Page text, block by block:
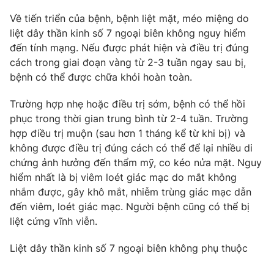
Cơ quan báo chí:
Thời báo VTV
Giấy phép hoạt động báo in và báo điện tử số 483/GP-BTTTT
cấp ngày 29/12/2023
Tổng Biên tập:Vũ Thanh Thủy
Nguyễn Trọng Ninh
Tổng đài VTV:024.38 355 931 - 024.38 355 932
Ðiện thoại Thời báo VTV:024.66 897 897
Email:toasoan@vtv.vn
Liên hệ quảng cáo:024-7300.7108
Về tiến triển của bệnh, bệnh liệt mặt, méo miệng do
liệt dây thần kinh số 7 ngoại biên không nguy hiểm
đến tính mạng. Nếu được phát hiện và điều trị đúng
cách trong giai đoạn vàng từ 2-3 tuần ngay sau bị,
bệnh có thể được chữa khỏi hoàn toàn.
Trường hợp nhẹ hoặc điều trị sớm, bệnh có thể hồi
phục trong thời gian trung bình từ 2-4 tuần. Trường
hợp điều trị muộn (sau hơn 1 tháng kể từ khi bị) và
không được điều trị đúng cách có thể để lại nhiều di
chứng ảnh hưởng đến thẩm mỹ, co kéo nửa mặt. Nguy
hiểm nhất là bị viêm loét giác mạc do mắt không
nhắm được, gây khô mắt, nhiễm trùng giác mạc dẫn
đến viêm, loét giác mạc. Người bệnh cũng có thể bị
liệt cứng vĩnh viễn.
Liệt dây thần kinh số 7 ngoại biên không phụ thuộc